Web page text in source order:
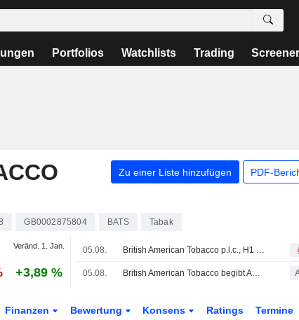
Portfolios Watchlists Trading Screener
Zu einer Liste hinzufügen PDF-
GB0002875804 BATS Tabak
Veränd. 1. Jan.
+3,89 %
05.08. British American Tobacco p.l.c., H1 2026 Pre Recorded Earnings Call, Jul 30, 2026
05.08. British American Tobacco begibt Anleihen im Volumen von 1,5 Mrd. USD
Finanzen Bewertung Konsens Ratings Termine